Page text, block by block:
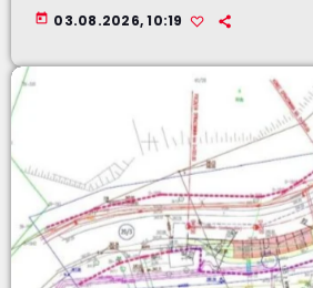
today 03.08.2026, 10:19